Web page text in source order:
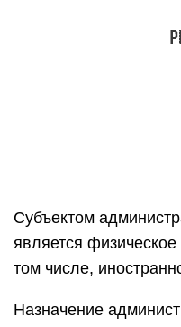
Субъектом
является
том числе,
Назначение